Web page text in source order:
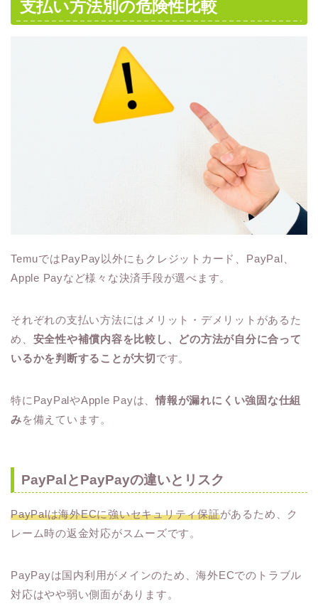
支払い方法別の危険性比較
TemuではPayPay以外にもクレジットカード、PayPal、
Apple Payなど様々な決済手段が選べます。
それぞれの支払い方法にはメリット・デメリットがあるた
め、 安全性や補償内容を比較し、どの方法が自分に合って
いるかを判断することが大切です。
特にPayPalやApple Payは、情報が漏れにくい強固な仕組
みを備えています。
PayPalとPayPayの違いとリスク
PayPalは海外ECに強いセキュリティ保証があるため、ク
レーム時の返金対応がスムーズです。
PayPayは国内利用がメインのため、海外ECでのトラブル
対応はやや弱い側面があります。